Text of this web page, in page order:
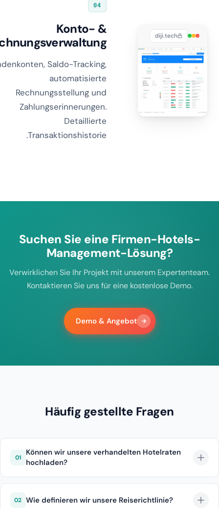
diji.tech
04
Konto- &
Saldo-Tracking,
automatisierte
Rechnungsstellung und
Zahlungserinnerungen.
Detaillierte
Transaktionshistorie.
Suchen Sie eine Firmen-Hotels-
Management-Lösung?
Verwirklichen Sie Ihr Projekt mit unserem Expertenteam.
Kontaktieren Sie uns für eine kostenlose Demo.
Demo & Angebot
Häufig gestellte Fragen
01
Können wir unsere verhandelten Hotelraten
hochladen?
Ja, RFP-Ergebnisse können hochgeladen werden.
02 Wie definieren wir unsere Reiserichtlinie?